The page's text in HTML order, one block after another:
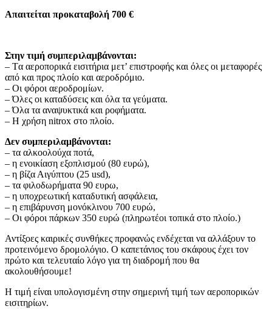
Απαιτείται προκαταβολή 700 €
Στην τιμή συμπεριλαμβάνονται:
– Tα αεροπορικά εισιτήρια μετ’ επιστροφής και όλες οι μεταφορές
από και προς πλοίο και αεροδρόμιο.
– Οι φόροι αεροδρομίων.
– Όλες οι καταδύσεις και όλα τα γεύματα.
– Όλα τα αναψυκτικά και ροφήματα.
– Η χρήση nitrox στο πλοίο.
Δεν συμπεριλαμβάνονται:
– τα αλκοολούχα ποτά,
– η ενοικίαση εξοπλισμού (80 ευρώ),
– η βίζα Αιγύπτου (25 usd),
– τα φιλοδωρήματα 90 ευρω,
– η υποχρεωτική καταδυτική ασφάλεια,
– η επιβάρυνση μονόκλινου 700 ευρώ,
– Οι φόροι πάρκων 350 ευρώ (πληρωτέοι τοπικά στο πλοίο.)
Αντίξοες καιρικές συνθήκες προφανώς ενδέχεται να αλλάξουν τo
προτεινόμενο δρομολόγιο. Ο καπετάνιος του σκάφους έχει τον
πρώτο και τελευταίο λόγο για τη διαδρομή που θα
ακολουθήσουμε!
Η τιμή είναι υπολογισμένη στην σημερινή τιμή των αεροπορικών
εισιτηρίων.